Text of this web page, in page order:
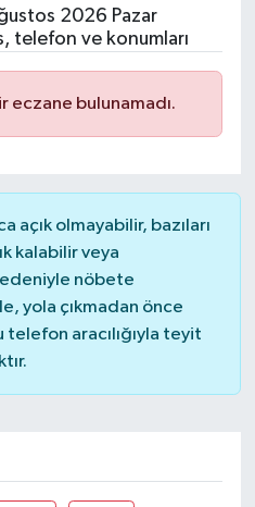
2026 Pazar
telefon ve konumları
eczane bulunamadı.
açık olmayabilir, bazıları
kalabilir veya
nöbete
yola çıkmadan önce
aracılığıyla teyit